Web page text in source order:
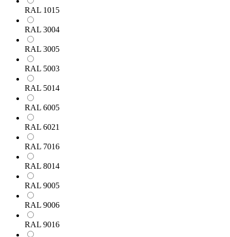
RAL 1015
RAL 3004
RAL 3005
RAL 5003
RAL 5014
RAL 6005
RAL 6021
RAL 7016
RAL 8014
RAL 9005
RAL 9006
RAL 9016